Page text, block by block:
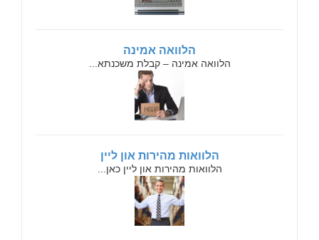
הלוואה אמינה
הלוואה אמינה – קבלת משכנתא...
הלוואות מהירות און ליין
הלוואות מהירות און ליין כאן...